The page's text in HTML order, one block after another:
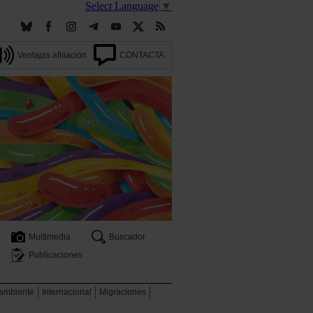
Select Language ▼
Ventajas afiliación CONTACTA
Multimedia
Buscador
Publicaciones
Internacional
Migraciones